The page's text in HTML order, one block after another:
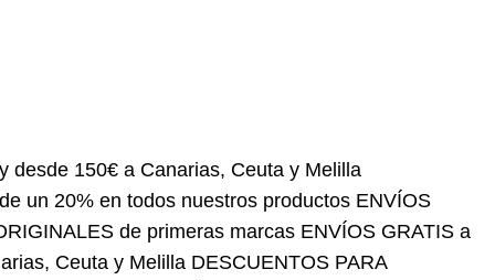
a Canarias, Ceuta y Melilla DESCUENTOS PARA
ENVÍOS NACIONALES a toda España
GRATIS a partir de 60 € a península y desde 150€
desde un 20% en todos nuestros